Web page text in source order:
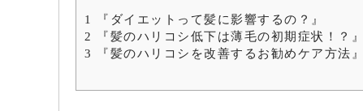
1
『ダイエットって髪に影響するの？』
2
『髪のハリコシ低下は薄毛の初期症状！？』
3
『髪のハリコシを改善するお勧めケア方法』